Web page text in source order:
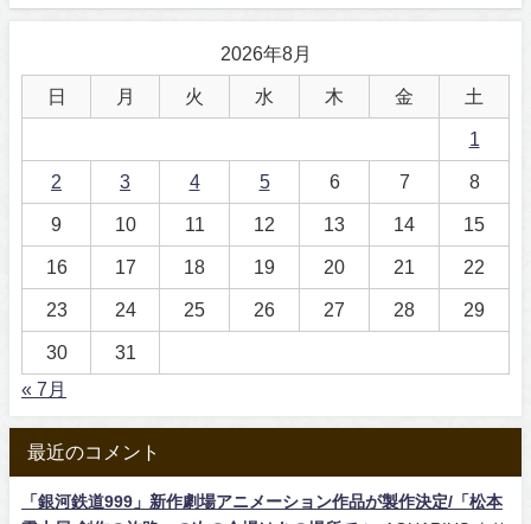
2026年8月
日 月 火 水 木 金 土
1
2 3 4 5 6 7 8
9 10 11 12 13 14 15
16 17 18 19 20 21 22
23 24 25 26 27 28 29
30
31
« 7月
最近のコメント
「銀河鉄道999」新作劇場アニメーション作品が製作決定/「松本